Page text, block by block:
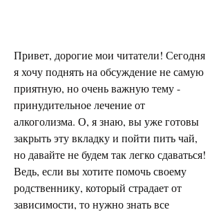
Привет, дорогие мои читатели! Сегодня
я хочу поднять на обсуждение не самую
приятную, но очень важную тему -
принудительное лечение от
алкоголизма. О, я знаю, вы уже готовы
закрыть эту вкладку и пойти пить чай,
но давайте не будем так легко сдаваться!
Ведь, если вы хотите помочь своему
родственнику, который страдает от
зависимости, то нужно знать все